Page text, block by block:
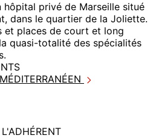
hôpital privé de Marseille situé
dans le quartier de la Joliette.
et places de court et long
quasi-totalité des spécialités
(NOUVELLE